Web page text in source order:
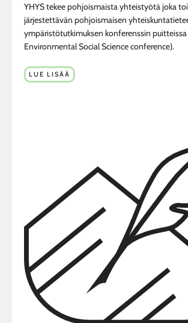
YHYS tekee pohjoismaista yhteistyötä joka
järjestettävän pohjoismaisen
ympäristötutkimuksen konferenssin puitteissa
Environmental Social Science conference).
LUE LISÄÄ